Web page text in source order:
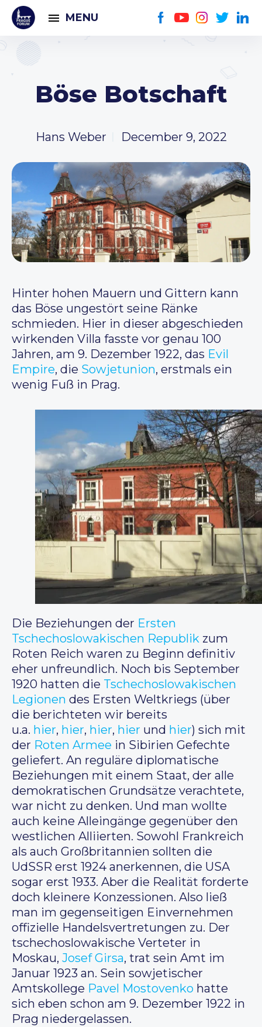
MENU
Böse Botschaft
Hans Weber December 9, 2022
Hinter hohen Mauern und Gittern kann
das Böse ungestört seine Ränke
schmieden. Hier in dieser abgeschieden
wirkenden Villa fasste vor genau 100
Jahren, am 9. Dezember 1922, das Evil
Empire, die Sowjetunion, erstmals ein
wenig Fuß in Prag.
Die Beziehungen der Ersten
Tschechoslowakischen Republik zum
Roten Reich waren zu Beginn definitiv
eher unfreundlich. Noch bis September
1920 hatten die Tschechoslowakischen
Legionen des Ersten Weltkriegs (über
die berichteten wir bereits
u.a. hier, hier, hier, hier und hier) sich mit
der Roten Armee in Sibirien Gefechte
geliefert. An reguläre diplomatische
Beziehungen mit einem Staat, der alle
demokratischen Grundsätze verachtete,
war nicht zu denken. Und man wollte
auch keine Alleingänge gegenüber den
westlichen Alliierten. Sowohl Frankreich
als auch Großbritannien sollten die
UdSSR erst 1924 anerkennen, die USA
sogar erst 1933. Aber die Realität forderte
doch kleinere Konzessionen. Also ließ
man im gegenseitigen Einvernehmen
offizielle Handelsvertretungen zu. Der
tschechoslowakische Verteter in
Moskau, Josef Girsa, trat sein Amt im
Januar 1923 an. Sein sowjetischer
Amtskollege Pavel Mostovenko hatte
sich eben schon am 9. Dezember 1922 in
Prag niedergelassen.